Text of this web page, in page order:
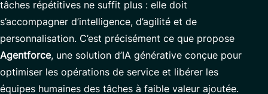
Partenaires
tâches répétitives ne suffit plus : elle doit
s’accompagner d’intelligence, d’agilité et de
personnalisation. C’est précisément ce que propose
Agentforce, une solution d’IA générative conçue pour
optimiser les opérations de service et libérer les
équipes humaines des tâches à faible valeur ajoutée.